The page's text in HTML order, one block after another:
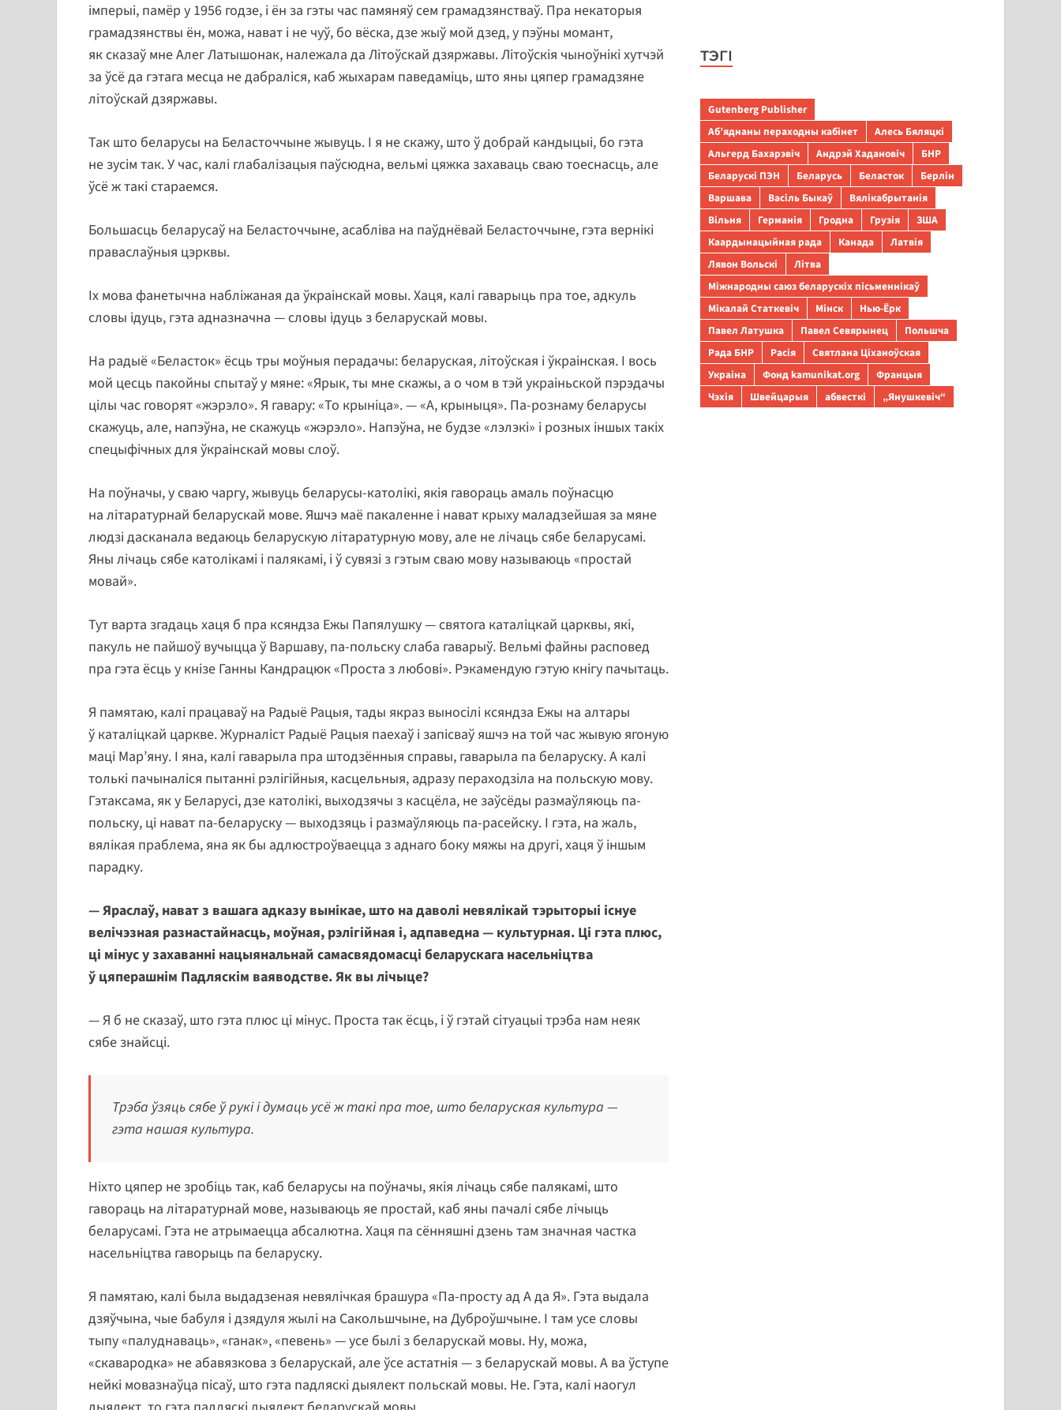
імперыі, памёр у 1956 годзе, і ён за гэты час памяняў сем грамадзянстваў. Пра некаторыя
грамадзянствы ён, можа, нават і не чуў, бо вёска, дзе жыў мой дзед, у пэўны момант,
як сказаў мне Алег Латышонак, належала да Літоўскай дзяржавы. Літоўскія чыноўнікі хутчэй
за ўсё да гэтага месца не дабраліся, каб жыхарам паведаміць, што яны цяпер грамадзяне
літоўскай дзяржавы.
Так што беларусы на Беласточчыне жывуць. І я не скажу, што ў добрай кандыцыі, бо гэта
не зусім так. У час, калі глабалізацыя паўсюдна, вельмі цяжка захаваць сваю тоеснасць, але
ўсё ж такі стараемся.
Большасць беларусаў на Беласточчыне, асабліва на паўднёвай Беласточчыне, гэта вернікі
праваслаўныя цэрквы.
Іх мова фанетычна набліжаная да ўкраінскай мовы. Хаця, калі гаварыць пра тое, адкуль
словы ідуць, гэта адназначна — словы ідуць з беларускай мовы.
На радыё «Беласток» ёсць тры моўныя перадачы: беларуская, літоўская і ўкраінская. І вось
мой цесць пакойны спытаў у мяне: «Ярык, ты мне скажы, а о чом в тэй украіньской пэрэдачы
цілы час говорят «жэрэло». Я гавару: «То крыніца». — «А, крыныця». Па-рознаму беларусы
скажуць, але, напэўна, не скажуць «жэрэло». Напэўна, не будзе «лэлэкі» і розных іншых такіх
спецыфічных для ўкраінскай мовы слоў.
На поўначы, у сваю чаргу, жывуць беларусы-католікі, якія гавораць амаль поўнасцю
на літаратурнай беларускай мове. Яшчэ маё пакаленне і нават крыху маладзейшая за мяне
людзі дасканала ведаюць беларускую літаратурную мову, але не лічаць сябе беларусамі.
Яны лічаць сябе католікамі і палякамі, і ў сувязі з гэтым сваю мову называюць «простай
мовай».
Тут варта згадаць хаця б пра ксяндза Ежы Папялушку — святога каталіцкай царквы, які,
пакуль не пайшоў вучыцца ў Варшаву, па-польску слаба гаварыў. Вельмі файны расповед
пра гэта ёсць у кнізе Ганны Кандрацюк «Проста з любові». Рэкамендую гэтую кнігу пачытаць.
Я памятаю, калі працаваў на Радыё Рацыя, тады якраз выносілі ксяндза Ежы на алтары
ў каталіцкай царкве. Журналіст Радыё Рацыя паехаў і запісваў яшчэ на той час жывую ягоную
маці Мар’яну. І яна, калі гаварыла пра штодзённыя справы, гаварыла па беларуску. А калі
толькі пачыналіся пытанні рэлігійныя, касцельныя, адразу пераходзіла на польскую мову.
Гэтаксама, як у Беларусі, дзе католікі, выходзячы з касцёла, не заўсёды размаўляюць па-
польску, ці нават па-беларуску — выходзяць і размаўляюць па-расейску. І гэта, на жаль,
вялікая праблема, яна як бы адлюстроўваецца з аднаго боку мяжы на другі, хаця ў іншым
парадку.
— Яраслаў, нават з вашага адказу вынікае, што на даволі невялікай тэрыторыі існуе
велічэзная разнастайнасць, моўная, рэлігійная і, адпаведна — культурная. Ці гэта плюс,
ці мінус у захаванні нацыянальнай самасвядомасці беларускага насельніцтва
ў цяперашнім Падляскім ваяводстве. Як вы лічыце?
— Я б не сказаў, што гэта плюс ці мінус. Проста так ёсць, і ў гэтай сітуацыі трэба нам неяк
сябе знайсці.
Трэба ўзяць сябе ў рукі і думаць усё ж такі пра тое, што беларуская культура —
гэта нашая культура.
Ніхто цяпер не зробіць так, каб беларусы на поўначы, якія лічаць сябе палякамі, што
гавораць на літаратурнай мове, называюць яе простай, каб яны пачалі сябе лічыць
беларусамі. Гэта не атрымаецца абсалютна. Хаця па сённяшні дзень там значная частка
насельніцтва гаворыць па беларуску.
Я памятаю, калі была выдадзеная невялічкая брашура «Па-просту ад А да Я». Гэта выдала
дзяўчына, чые бабуля і дзядуля жылі на Сакольшчыне, на Дуброўшчыне. І там усе словы
тыпу «палуднаваць», «ганак», «певень» — усе былі з беларускай мовы. Ну, можа,
«скавародка» не абавязкова з беларускай, але ўсе астатнія — з беларускай мовы. А ва ўступе
нейкі мовазнаўца пісаў, што гэта падляскі дыялект польскай мовы. Не. Гэта, калі наогул
ТЭГІ
Gutenberg Publisher
Аб’яднаны пераходны кабінет
Алесь Бяляцкі
Альгерд Бахарэвіч
Андрэй Хадановіч
БНР
Беларускі ПЭН
Беларусь Беласток
Берлін
Варшава
Васіль Быкаў
Вялікабрытанія
Вільня
Германія Гродна Грузія
ЗША
Каардынацыйная рада
Канада
Латвія
Лявон Вольскі
Літва
Міжнародны саюз беларускіх пісьменнікаў
Мікалай Статкевіч
Мінск
Нью-Ёрк
Павел Латушка
Павел Севярынец
Польшча
Рада БНР
Расія
Святлана Ціханоўская
Украіна
Фонд kamunikat.org
Францыя
Чэхія
Швейцарыя абвесткі „Янушкевіч“